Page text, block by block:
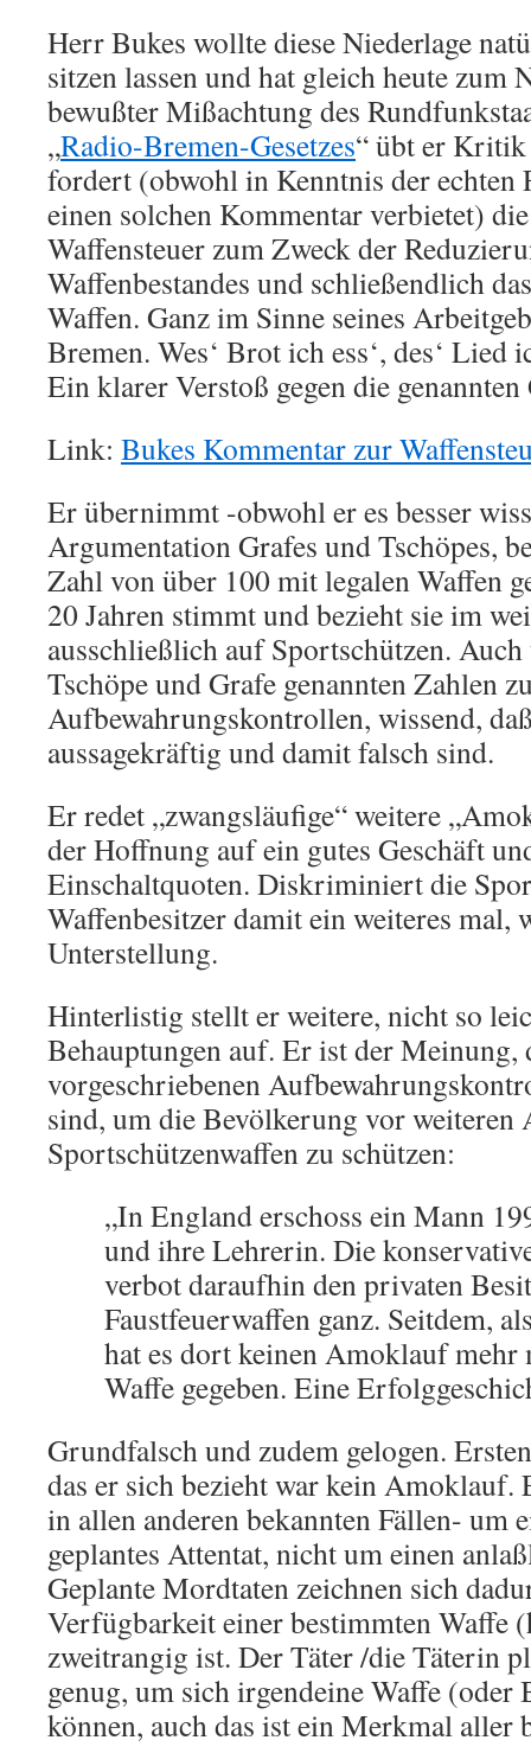
Herr Bukes wollte diese Niederlage
sitzen lassen und hat gleich heute zum
bewußter Mißachtung des
„Radio-Bremen-Gesetzes“ übt er Kritik
fordert (obwohl in Kenntnis der echten
einen solchen Kommentar verbietet)
Waffensteuer zum Zweck der
Waffenbestandes und schließendlich
Waffen. Ganz im Sinne seines
Bremen. Wes‘ Brot ich ess‘, des‘ Lied
Ein klarer Verstoß gegen die genannten
Link: Bukes Kommentar zur
Er übernimmt -obwohl er es besser
Argumentation Grafes und Tschöpes,
Zahl von über 100 mit legalen Waffen
20 Jahren stimmt und bezieht sie im
ausschließlich auf Sportschützen.
Tschöpe und Grafe genannten Zahlen
Aufbewahrungskontrollen, wissend,
aussagekräftig und damit falsch sind.
Er redet „zwangsläufige“ weitere
der Hoffnung auf ein gutes Geschäft
Einschaltquoten. Diskriminiert die
Waffenbesitzer damit ein weiteres mal,
Unterstellung.
Hinterlistig stellt er weitere, nicht so
Behauptungen auf. Er ist der Meinung,
vorgeschriebenen
sind, um die Bevölkerung vor
Sportschützenwaffen zu schützen:
„In England erschoss ein Mann
und ihre Lehrerin. Die
verbot daraufhin den privaten
Faustfeuerwaffen ganz. Seitdem,
hat es dort keinen Amoklauf mehr
Waffe gegeben. Eine
Grundfalsch und zudem gelogen.
das er sich bezieht war kein Amoklauf.
in allen anderen bekannten Fällen- um
geplantes Attentat, nicht um einen
Geplante Mordtaten zeichnen sich
Verfügbarkeit einer bestimmten Waffe
zweitrangig ist. Der Täter /die Täterin
genug, um sich irgendeine Waffe (oder
können, auch das ist ein Merkmal aller